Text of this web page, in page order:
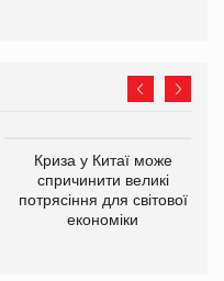
Криза у Китаї може
спричинити великі
потрясіння для світової
економіки